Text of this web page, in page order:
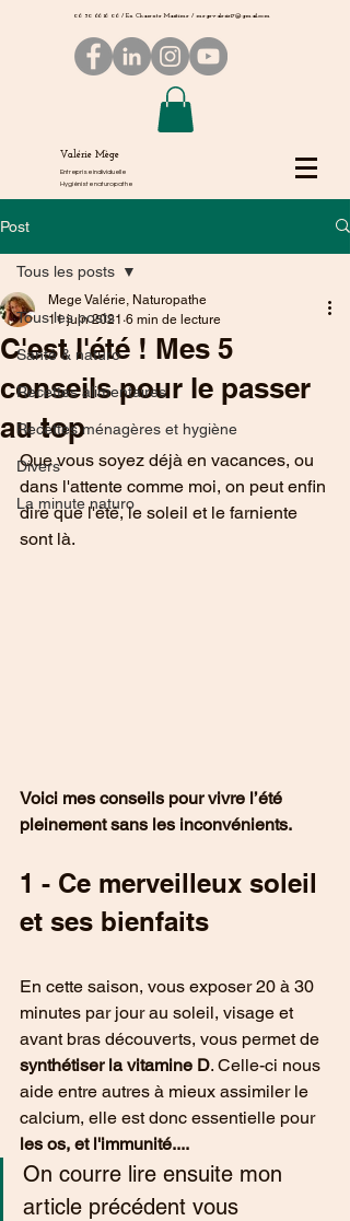
06 50 66 16 06 / En Charente Maritime / megevalerie17@gmail.com
Valérie Mège
Entreprise individuelle
Hygiéniste naturopathe
Post
Tous les posts
Santé & naturo
Recettes alimentaires
Recettes ménagères et hygiène
Divers
La minute naturo
Tous les posts
C'est l'été ! Mes 5
conseils pour le passer
au top
Mege Valérie, Naturopathe
11 juin 2021 6 min de lecture
Que vous soyez déjà en vacances, ou
dans l'attente comme moi, on peut enfin
dire que l'été, le soleil et le farniente
sont là.
Voici mes conseils pour vivre l’été
pleinement sans les inconvénients.
1 - Ce merveilleux soleil
et ses bienfaits
En cette saison, vous exposer 20 à 30
minutes par jour au soleil, visage et
avant bras découverts, vous permet de
synthétiser la vitamine D. Celle-ci nous
aide entre autres à mieux assimiler le
calcium, elle est donc essentielle pour
les os, et l'immunité....
On courre lire ensuite mon
article précédent vous